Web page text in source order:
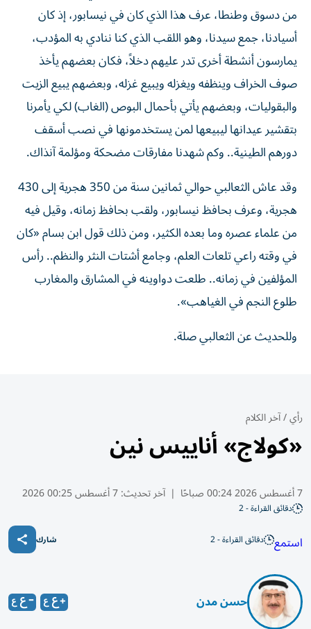
من دسوق وطنطا، عرف هذا الذي كان في نيسابور، إذ كان
أسيادنا، جمع سيدنا، وهو اللقب الذي كنا ننادي به المؤدب،
يمارسون أنشطة أخرى تدر عليهم دخلاً، فكان بعضهم يأخذ
صوف الخراف وينظفه ويغزله ويبيع غزله، وبعضهم يبيع الزيت
والبقوليات، وبعضهم يأتي بأحمال البوص (الغاب) لكي يأمرنا
بتقشير عيدانها ليبيعها لمن يستخدمونها في نصب أسقف
دورهم الطينية.. وكم شهدنا مفارقات مضحكة ومؤلمة آنذاك.
وقد عاش الثعالبي حوالي ثمانين سنة من 350 هجرية إلى 430
هجرية، وعرف بحافظ نيسابور، ولقب بحافظ زمانه، وقيل فيه
من علماء عصره وما بعده الكثير، ومن ذلك قول ابن بسام «كان
في وقته راعي تلعات العلم، وجامع أشتات النثر والنظم.. رأس
المؤلفين في زمانه.. طلعت دواوينه في المشارق والمغارب
طلوع النجم في الغياهب».
وللحديث عن الثعالبي صلة.
رأي/آخر الكلام
«كولاج» أناييس نين
7 أغسطس 2026 00:24 صباحًا | آخر تحديث:7 أغسطس 00:25 2026
دقائق القراءة - 2
استمع دقائق القراءة - 2 شارك
حسن مدن